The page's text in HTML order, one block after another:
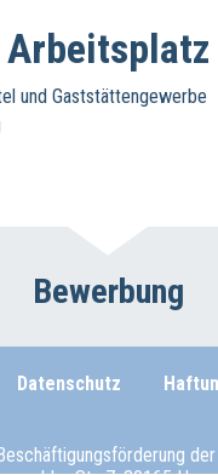
Arbeitsplatz
und Gaststättengewerbe
Bewerbung
Datenschutz
der